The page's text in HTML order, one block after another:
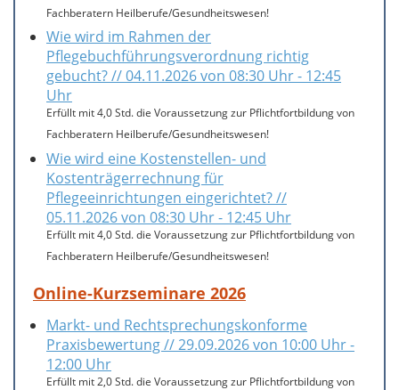
Fachberatern Heilberufe/Gesundheitswesen!
Wie wird im Rahmen der
Pflegebuchführungsverordnung richtig
gebucht? // 04.11.2026 von 08:30 Uhr - 12:45
Uhr
Erfüllt mit 4,0 Std. die Voraussetzung zur Pflichtfortbildung von
Fachberatern Heilberufe/Gesundheitswesen!
Wie wird eine Kostenstellen- und
Kostenträgerrechnung für
Pflegeeinrichtungen eingerichtet? //
05.11.2026 von 08:30 Uhr - 12:45 Uhr
Erfüllt mit 4,0 Std. die Voraussetzung zur Pflichtfortbildung von
Fachberatern Heilberufe/Gesundheitswesen!
Online-Kurzseminare 2026
Markt- und Rechtsprechungskonforme
Praxisbewertung // 29.09.2026 von 10:00 Uhr -
12:00 Uhr
Erfüllt mit 2,0 Std. die Voraussetzung zur Pflichtfortbildung von